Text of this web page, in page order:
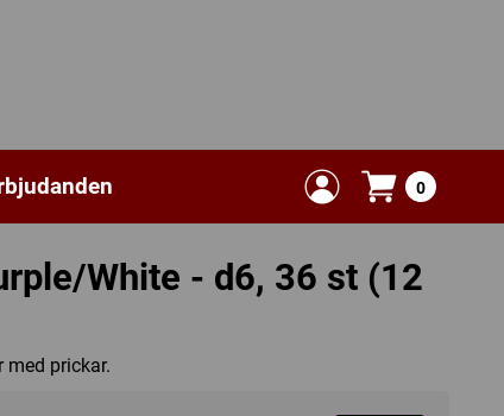
0
White - d6, 36 st (12
med prickar.